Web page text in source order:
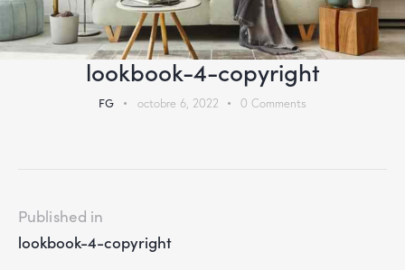
lookbook-4-copyright
FG octobre 6, 2022 0 Comments
Published in
lookbook-4-copyright